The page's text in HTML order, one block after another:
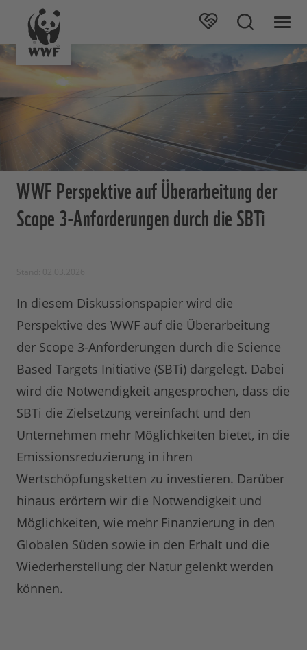
WWF Perspektive auf Überarbeitung der
Scope 3-Anforderungen durch die SBTi
In diesem Diskussionspapier wird die
Perspektive des WWF auf die Überarbeitung
der Scope 3-Anforderungen durch die Science
Based Targets Initiative (SBTi) dargelegt. Dabei
wird die Notwendigkeit angesprochen, dass die
SBTi die Zielsetzung vereinfacht und den
Unternehmen mehr Möglichkeiten bietet, in die
Emissionsreduzierung in ihren
Wertschöpfungsketten zu investieren. Darüber
hinaus erörtern wir die Notwendigkeit und
Möglichkeiten, wie mehr Finanzierung in den
Globalen Süden sowie in den Erhalt und die
Wiederherstellung der Natur gelenkt werden
können.